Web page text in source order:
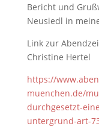
Bericht und
Neusiedl in
Link zur
Christine Hertel
https://
muenchen.de/
durchgesetzt-
untergrund-art-